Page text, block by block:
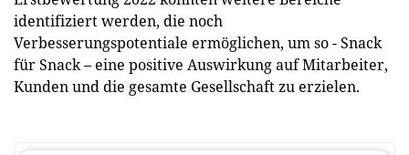
identifiziert werden, die noch
Verbesserungspotentiale ermöglichen, um so - Snack
für Snack – eine positive Auswirkung auf Mitarbeiter,
Kunden und die gesamte Gesellschaft zu erzielen.